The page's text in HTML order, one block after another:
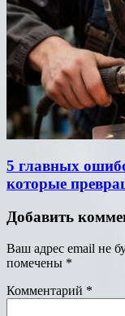
5 главных
которые
Добавить
Ваш адрес email не
помечены *
Комментарий *